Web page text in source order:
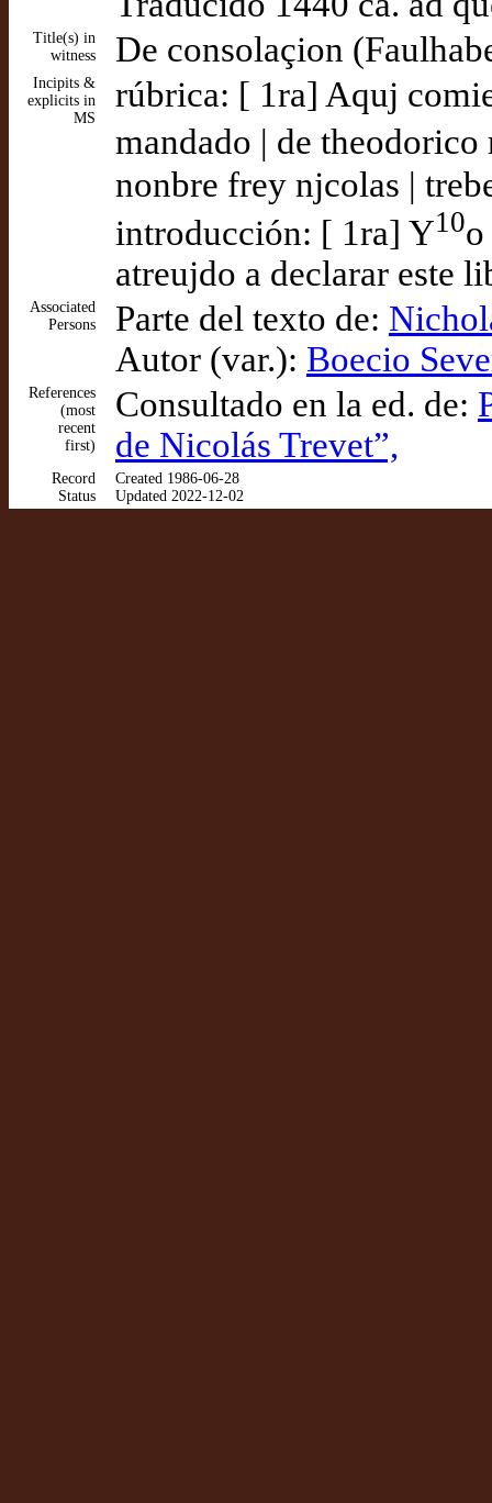
Title(s) in
witness
De consolaçion
Incipits &
explicits in
MS
rúbrica: [ 1ra] Aquj
mandado | de
nonbre frey njcolas |
introducción: [ 1ra] Y10
atreujdo a declarar este
Associated
Persons
Parte del texto de:
Autor (var.): Boecio
References
(most
recent
first)
Consultado en la ed. de:
de Nicolás Trevet”,
Record
Status
Created 1986-06-28
Updated 2022-12-02